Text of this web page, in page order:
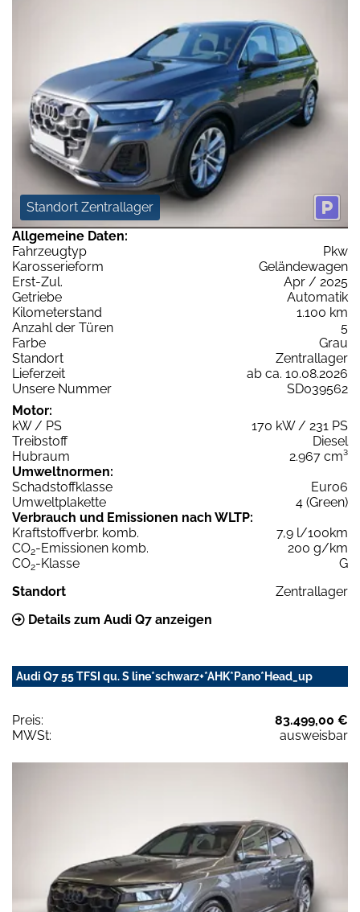
Standort Zentrallager
Allgemeine Daten:
Fahrzeugtyp
Pkw
Karosserieform
Geländewagen
Erst-Zul.
Apr / 2025
Getriebe
Automatik
Kilometerstand
1.100 km
Anzahl der Türen
5
Farbe
Grau
Standort
Zentrallager
Lieferzeit
ab ca. 10.08.2026
Unsere Nummer
SD039562
Motor:
kW / PS
170 kW / 231 PS
Treibstoff
Diesel
Hubraum
2.967 cm³
Umweltnormen:
Schadstoffklasse
Euro6
Umweltplakette
4 (Green)
Verbrauch und Emissionen nach WLTP:
Kraftstoffverbr. komb.
7,9 l/100km
CO2-Emissionen komb.
200 g/km
CO2-Klasse
G
Standort
Zentrallager
Details zum Audi Q7 anzeigen
Audi Q7 55 TFSI qu. S line*schwarz+*AHK*Pano*Head_up
Preis:
83.499,00 €
MWSt:
ausweisbar